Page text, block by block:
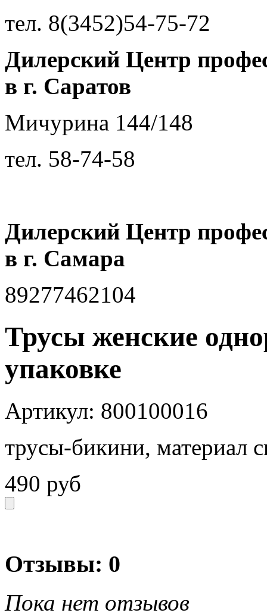
тел. 8(3452)54-75-72
Дилерский Центр
в г. Саратов
Мичурина 144/148
тел. 58-74-58
Дилерский Центр
в г. Самара
89277462104
Трусы женские
упаковке
Артикул: 800100016
трусы-бикини, материал
490 руб
Отзывы: 0
Пока нет отзывов